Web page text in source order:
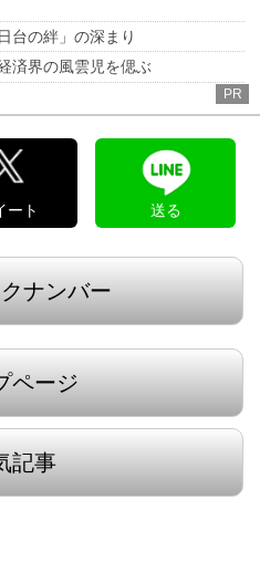
台の絆」の深まり
済界の風雲児を偲ぶ
PR
ート 送る
ナンバー
ページ
記事